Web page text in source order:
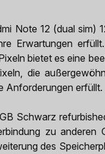
Note 12 (dual sim)
Erwartungen
bietet es eine
die
Anforderungen erfüllt.
Schwarz
zu anderen
des